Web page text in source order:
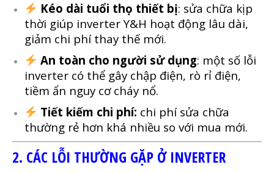
Kéo dài tuổi thọ thiết bị: sửa chữa kịp
thời giúp inverter Y&H hoạt động lâu dài,
giảm chi phí thay thế mới.
An toàn cho người sử dụng: một số lỗi
inverter có thể gây chập điện, rò rỉ điện,
tiềm ẩn nguy cơ cháy nổ.
Tiết kiếm chi phí: chi phí sửa chữa
thường rẻ hơn khá nhiều so với mua mới.
2. CÁC LỖI THƯỜNG GẶP Ở INVERTER